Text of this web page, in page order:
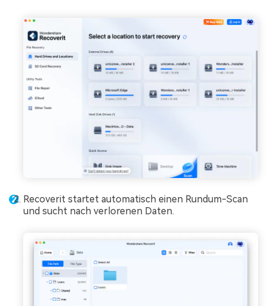
Recoverit startet automatisch einen Rundum-Scan
und sucht nach verlorenen Daten.